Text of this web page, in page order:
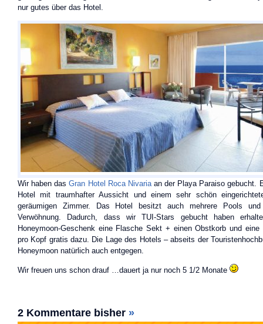
nur gutes über das Hotel.
Wir haben dasGran Hotel Roca Nivariaan der Playa Paraiso gebucht.
Hotel mit traumhafter Aussicht und einem sehr schön
geräumigen Zimmer. Das Hotel besitzt auch mehrere Pools
Verwöhnung. Dadurch, dass wir TUI-Stars gebucht haben
Honeymoon-Geschenk eine Flasche Sekt + einen Obstkorb und
pro Kopf gratis dazu. Die Lage des Hotels – abseits der
Honeymoon natürlich auch entgegen.
Wir freuen uns schon drauf …dauert ja nur noch 5 1/2 Monate
2 Kommentare bisher »